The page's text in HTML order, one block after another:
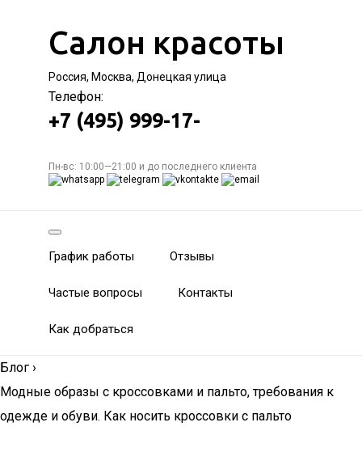
Салон красоты
Россия, Москва, Донецкая улица
Телефон:
+7 (495) 999-17-
Пн-вс: 10:00—21:00 и до последнего клиента
График работы Отзывы
Частые вопросы Контакты
Как добраться
Блог ›
Модные образы с кроссовками и пальто, требования к
одежде и обуви. Как носить кроссовки с пальто